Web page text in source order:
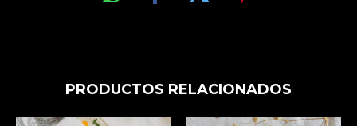
PRODUCTOS RELACIONADOS